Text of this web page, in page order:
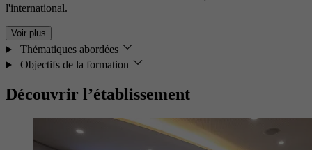
l'international.
Voir plus
Thématiques abordées
Objectifs de la formation
Découvrir l’établissement